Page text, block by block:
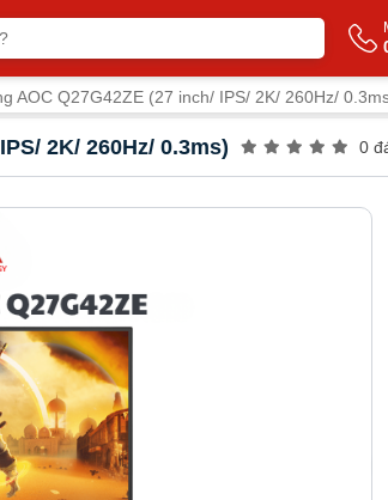
AOC Q27G42ZE (27 inch/ IPS/ 2K/ 260Hz/
2K/ 260Hz/ 0.3ms) 0